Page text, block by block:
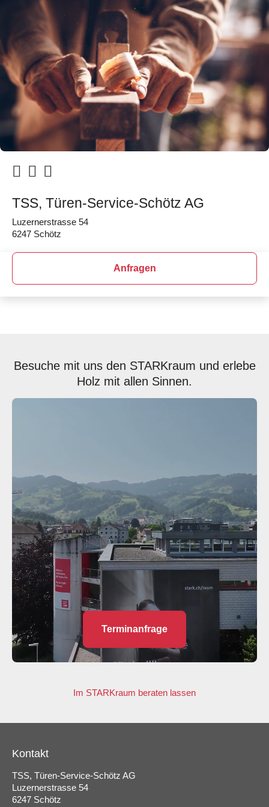
TSS, Türen-Service-Schötz AG
Luzernerstrasse 54
6247 Schötz
Anfragen
Besuche mit uns den STARKraum und erlebe
Holz mit allen Sinnen.
Terminanfrage
Im STARKraum beraten lassen
Kontakt
TSS, Türen-Service-Schötz AG
Luzernerstrasse 54
6247 Schötz